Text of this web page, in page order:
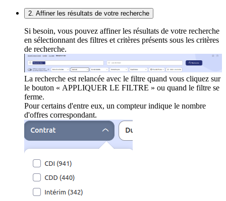
2. Affiner les résultats de votre recherche
Si besoin, vous pouvez affiner les résultats de votre recherche
en sélectionnant des filtres et critères présents sous les critères
de recherche.
La recherche est relancée avec le filtre quand vous cliquez sur
le bouton « APPLIQUER LE FILTRE » ou quand le filtre se
ferme.
Pour certains d'entre eux, un compteur indique le nombre
d'offres correspondant.